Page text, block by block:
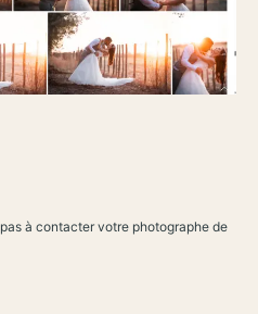
à contacter votre photographe de